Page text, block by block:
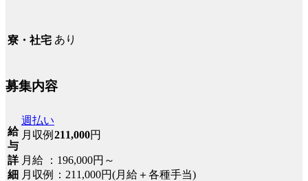
寮・社宅 あり
募集内容
給
与
詳
細
週払い
月収例 211,000円
月給 ：196,000円～
月収例：211,000円(月給＋各種手当)